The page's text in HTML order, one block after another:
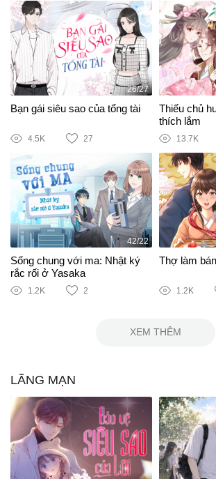
26/27
Bạn gái siêu sao của tổng tài
4.5K 27
Thiếu chủ
thích lắm
13.7K
42/22
Sống chung với ma: Nhật ký
rắc rối ở Yasaka
1.2K 2
Thợ làm
1.2K
XEM THÊM
LÃNG MẠN